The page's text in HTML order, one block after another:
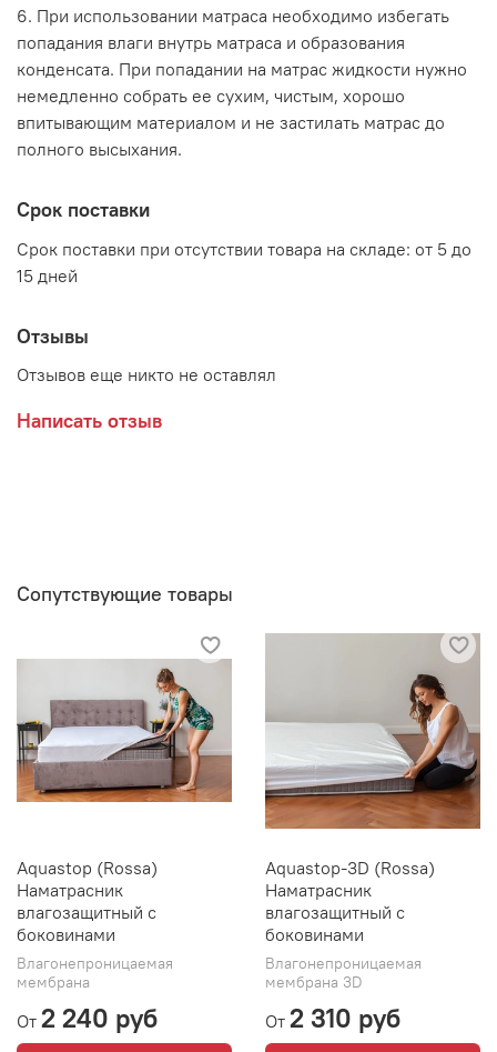
6. При использовании матраса необходимо избегать
попадания влаги внутрь матраса и образования
конденсата. При попадании на матрас жидкости нужно
немедленно собрать ее сухим, чистым, хорошо
впитывающим материалом и не застилать матрас до
полного высыхания.
Срок поставки
Срок поставки при отсутствии товара на складе: от 5 до
15 дней
Отзывы
Отзывов еще никто не оставлял
Написать отзыв
Сопутствующие товары
Aquastop (Rossa)
Наматрасник
влагозащитный с
боковинами
Влагонепроницаемая
мембрана
От 2 240 руб
Aquastop-3D (Rossa)
Наматрасник
влагозащитный с
боковинами
Влагонепроницаемая
мембрана 3D
От 2 310 руб